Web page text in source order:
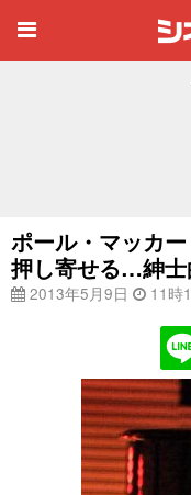
ポール・マッカ
押し寄せる…紳士
2013年5月9日 11時